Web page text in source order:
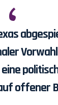
offener